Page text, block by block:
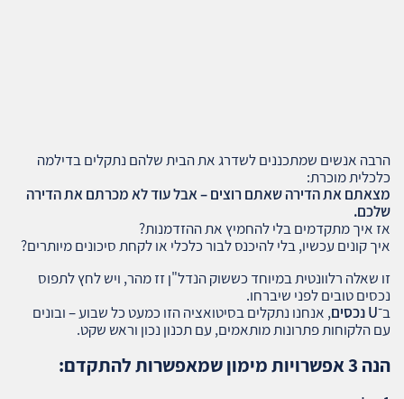
הרבה אנשים שמתכננים לשדרג את הבית שלהם נתקלים בדילמה
כלכלית מוכרת:
מצאתם את הדירה שאתם רוצים – אבל עוד לא מכרתם את הדירה
שלכם.
אז איך מתקדמים בלי להחמיץ את ההזדמנות?
איך קונים עכשיו, בלי להיכנס לבור כלכלי או לקחת סיכונים מיותרים?
זו שאלה רלוונטית במיוחד כששוק הנדל"ן זז מהר, ויש לחץ לתפוס
נכסים טובים לפני שיברחו.
ב־U נכסים
, אנחנו נתקלים בסיטואציה הזו כמעט כל שבוע – ובונים
עם הלקוחות פתרונות מותאמים, עם תכנון נכון וראש שקט.
הנה 3 אפשרויות מימון שמאפשרות להתקדם: